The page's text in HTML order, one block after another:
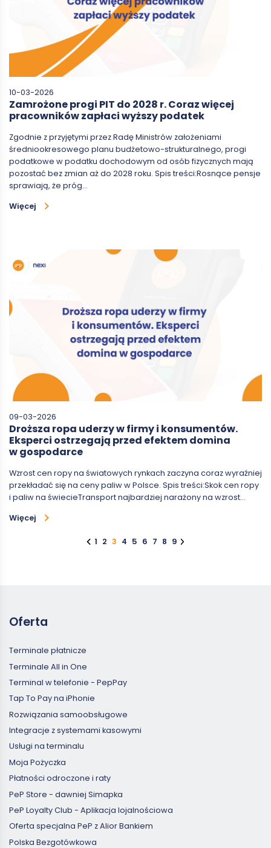
10-03-2026
Zamrożone progi PIT do 2028 r. Coraz więcej
pracowników zapłaci wyższy podatek
Zgodnie z przyjętymi przez Radę Ministrów założeniami
średniookresowego planu budżetowo-strukturalnego, progi
podatkowe w podatku dochodowym od osób fizycznych mają
pozostać bez zmian aż do 2028 roku. Spis treści:Rosnące pensje
sprawiają, że próg…
Więcej
09-03-2026
Droższa ropa uderzy w firmy i konsumentów.
Eksperci ostrzegają przed efektem domina
w gospodarce
Wzrost cen ropy na światowych rynkach zaczyna coraz wyraźniej
przekładać się na ceny paliw w Polsce. Spis treści:Skok cen ropy
i paliw na świecieTransport najbardziej narażony na wzrost…
Więcej
1 2 3 4 5 6 7 8 9
Oferta
Terminale płatnicze
Terminale All in One
Terminal w telefonie - PepPay
Tap To Pay na iPhonie
Rozwiązania samoobsługowe
Integracje z systemami kasowymi
Usługi na terminalu
Moja Pożyczka
Płatności odroczone i raty
PeP Store - dawniej Simapka
PeP Loyalty Club - Aplikacja lojalnościowa
Oferta specjalna PeP z Alior Bankiem
Polska Bezgotówkowa